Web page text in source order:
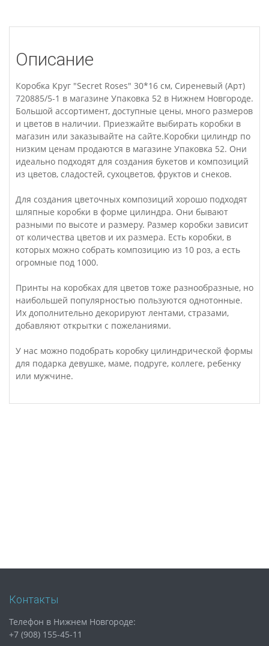
Описание
Коробка Круг "Secret Roses" 30*16 см, Сиреневый (Арт)
720885/5-1 в магазине Упаковка 52 в Нижнем Новгороде.
Большой ассортимент, доступные цены, много размеров
и цветов в наличии. Приезжайте выбирать коробки в
магазин или заказывайте на сайте.Коробки цилиндр по
низким ценам продаются в магазине Упаковка 52. Они
идеально подходят для создания букетов и композиций
из цветов, сладостей, сухоцветов, фруктов и снеков.
Для создания цветочных композиций хорошо подходят
шляпные коробки в форме цилиндра. Они бывают
разными по высоте и размеру. Размер коробки зависит
от количества цветов и их размера. Есть коробки, в
которых можно собрать композицию из 10 роз, а есть
огромные под 1000.
Принты на коробках для цветов тоже разнообразные, но
наибольшей популярностью пользуются однотонные.
Их дополнительно декорируют лентами, стразами,
добавляют открытки с пожеланиями.
У нас можно подобрать коробку цилиндрической формы
для подарка девушке, маме, подруге, коллеге, ребенку
или мужчине.
Контакты
Телефон в Нижнем Новгороде:
+7 (908) 155-45-11